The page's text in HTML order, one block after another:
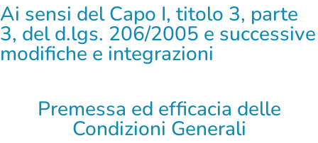
Ai sensi del Capo I, titolo 3, parte
3, del d.lgs. 206/2005 e successive
modifiche e integrazioni
Premessa ed efficacia delle
Condizioni Generali